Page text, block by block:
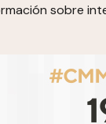
sobre